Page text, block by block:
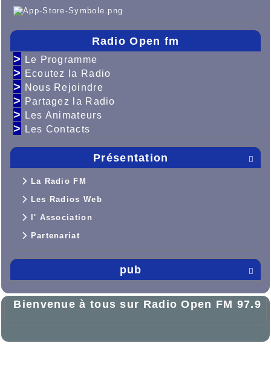
Radio Open fm
> Le Programme
> Ecoutez la Radio
> Nous Rejoindre
> Partagez la Radio
> Les Animateurs
> Les Contacts

Présentation
La Radio FM
Les Radios Web
l' Association
Partenariat

pub
Bienvenue à tous sur Radio Open FM 97.9